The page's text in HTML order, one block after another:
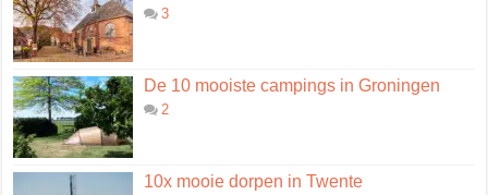
3
De 10 mooiste campings in Groningen
2
10x mooie dorpen in Twente